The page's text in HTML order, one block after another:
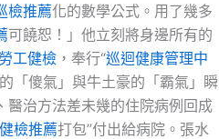
檢推薦化的數學公式。用了幾多
可饒恕！」他立刻將身邊所有的
勞工健檢 ，奉行“巡迴健康管理中
「傻氣」與牛土豪的「霸氣」瞬
醫治方法差未幾的住院病例回成
健檢推薦打包”付出給病院。張水